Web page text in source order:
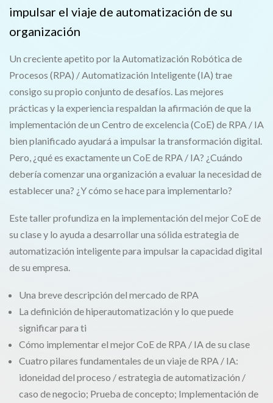
impulsar el viaje de automatización de su
organización
Un creciente apetito por la Automatización Robótica de
Procesos (RPA) / Automatización Inteligente (IA) trae
consigo su propio conjunto de desafíos. Las mejores
prácticas y la experiencia respaldan la afirmación de que la
implementación de un Centro de excelencia (CoE) de RPA / IA
bien planificado ayudará a impulsar la transformación digital.
Pero, ¿qué es exactamente un CoE de RPA / IA? ¿Cuándo
debería comenzar una organización a evaluar la necesidad de
establecer una? ¿Y cómo se hace para implementarlo?
Este taller profundiza en la implementación del mejor CoE de
su clase y lo ayuda a desarrollar una sólida estrategia de
automatización inteligente para impulsar la capacidad digital
de su empresa.
Una breve descripción del mercado de RPA
La definición de hiperautomatización y lo que puede
significar para ti
Cómo implementar el mejor CoE de RPA / IA de su clase
Cuatro pilares fundamentales de un viaje de RPA / IA:
idoneidad del proceso / estrategia de automatización /
caso de negocio; Prueba de concepto; Implementación de